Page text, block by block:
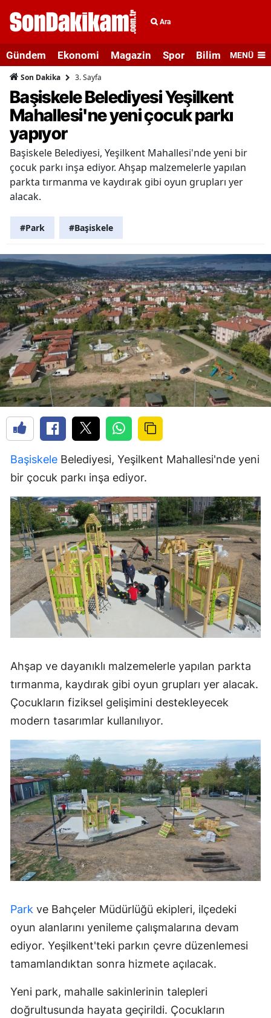
Ara
Gündem Ekonomi Magazin Spor Bilim veMENÜ
Son Dakika 3. Sayfa
Başiskele Belediyesi Yeşilkent
Mahallesi'ne yeni çocuk parkı
yapıyor
Başiskele Belediyesi, Yeşilkent Mahallesi'nde yeni bir
çocuk parkı inşa ediyor. Ahşap malzemelerle yapılan
parkta tırmanma ve kaydırak gibi oyun grupları yer
alacak.
#Park #Başiskele
Başiskele Belediyesi, Yeşilkent Mahallesi'nde yeni
bir çocuk parkı inşa ediyor.
Ahşap ve dayanıklı malzemelerle yapılan parkta
tırmanma, kaydırak gibi oyun grupları yer alacak.
Çocukların fiziksel gelişimini destekleyecek
modern tasarımlar kullanılıyor.
Park ve Bahçeler Müdürlüğü ekipleri, ilçedeki
oyun alanlarını yenileme çalışmalarına devam
ediyor. Yeşilkent'teki parkın çevre düzenlemesi
tamamlandıktan sonra hizmete açılacak.
Yeni park, mahalle sakinlerinin talepleri
doğrultusunda hayata geçirildi. Çocukların